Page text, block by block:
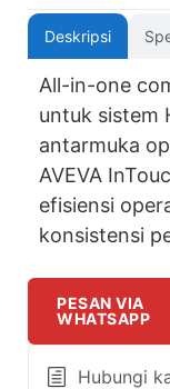
Deskripsi
All-in-one
untuk sistem
antarmuka
AVEVA
efisiensi
konsistensi
PESAN VIA
WHATSAPP
Hubungi